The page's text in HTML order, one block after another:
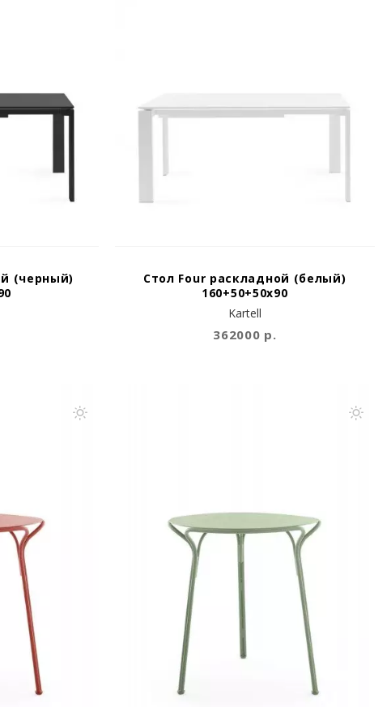
(черный)
Kartell
Стол Four раскладной (белый)
160+50+50х90
362000 р.